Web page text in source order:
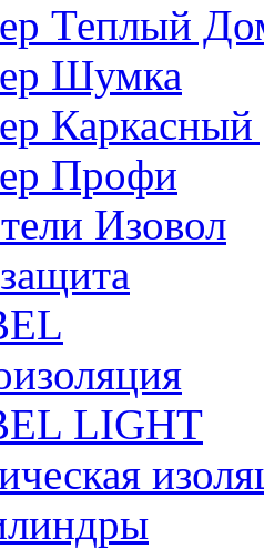
Теплый
Шумка
Профи
Изовол
LIGHT